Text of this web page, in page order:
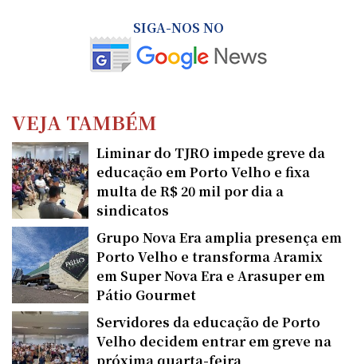
SIGA-NOS NO
VEJA TAMBÉM
Liminar do TJRO impede greve da
educação em Porto Velho e fixa
multa de R$ 20 mil por dia a
sindicatos
Grupo Nova Era amplia presença em
Porto Velho e transforma Aramix
em Super Nova Era e Arasuper em
Pátio Gourmet
Servidores da educação de Porto
Velho decidem entrar em greve na
próxima quarta-feira